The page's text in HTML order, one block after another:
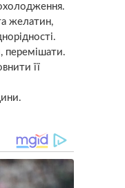
желатин,
перемішати.
її